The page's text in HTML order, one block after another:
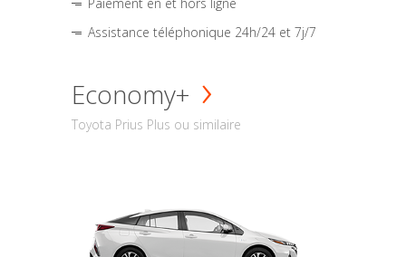
Assistance téléphonique 24h/24 et 7j/7
Economy+
Toyota Prius Plus ou similaire